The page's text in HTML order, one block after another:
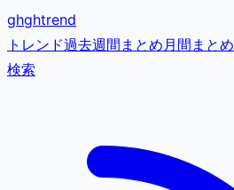
ghghtrend
トレンド過去週間まとめ月間まとめ
検索